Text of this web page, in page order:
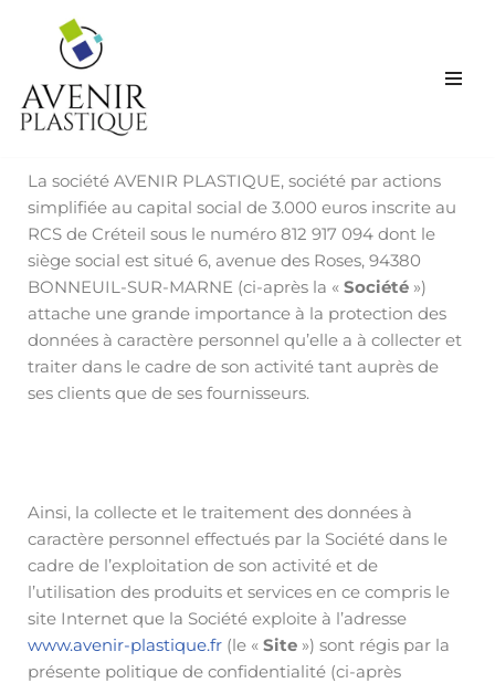
au
contenu
La société AVENIR PLASTIQUE, société par actions
simplifiée au capital social de 3.000 euros inscrite au
RCS de Créteil sous le numéro 812 917 094 dont le
siège social est situé 6, avenue des Roses, 94380
BONNEUIL-SUR-MARNE (ci-après la « Société »)
attache une grande importance à la protection des
données à caractère personnel qu’elle a à collecter et
traiter dans le cadre de son activité tant auprès de
ses clients que de ses fournisseurs.
Ainsi, la collecte et le traitement des données à
caractère personnel effectués par la Société dans le
cadre de l’exploitation de son activité et de
l’utilisation des produits et services en ce compris le
site Internet que la Société exploite à l’adresse
www.avenir-plastique.fr (le « Site ») sont régis par la
présente politique de confidentialité (ci-après